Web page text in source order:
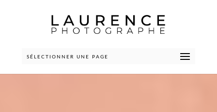
SÉLECTIONNER UNE PAGE